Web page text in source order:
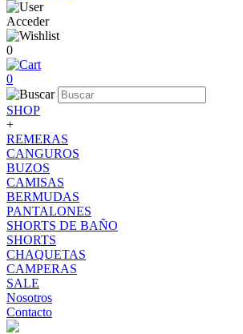
Acceder
0
0
SHOP
+
REMERAS
CANGUROS
BUZOS
CAMISAS
BERMUDAS
PANTALONES
SHORTS DE BAÑO
SHORTS
CHAQUETAS
CAMPERAS
SALE
Nosotros
Contacto